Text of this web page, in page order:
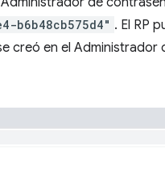
b6b48cb575d4" . El RP
creó en el Administrador